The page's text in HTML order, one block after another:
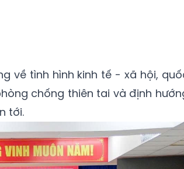
về tình hình kinh tế - xã hội,
chống thiên tai và định
tới.